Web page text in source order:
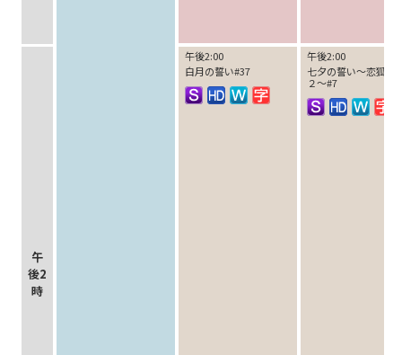
午
後2
時
午後2:00
白月の誓い#37
午後2:00
七夕の誓い～恋狐妖
２～#7